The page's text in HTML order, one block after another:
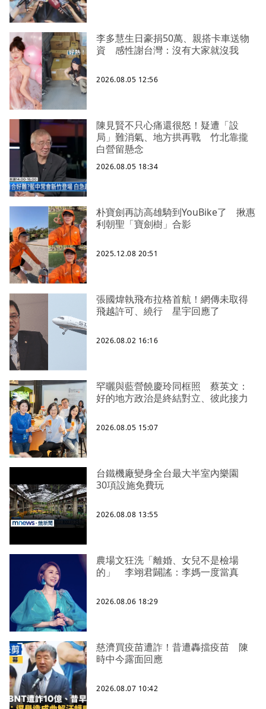
李多慧生日豪捐50萬、親搭卡車送物
資 感性謝台灣：沒有大家就沒我
2026.08.05 12:56
陳見賢不只心痛還很怒！疑遭「設
局」難消氣、地方拱再戰 竹北靠攏
白營留懸念
2026.08.05 18:34
朴寶劍再訪高雄騎到YouBike了 揪惠
利朝聖「寶劍樹」合影
2025.12.08 20:51
張國煒執飛布拉格首航！網傳未取得
飛越許可、繞行 星宇回應了
2026.08.02 16:16
罕曬與藍營饒慶玲同框照 蔡英文：
好的地方政治是終結對立、彼此接力
2026.08.05 15:07
台鐵機廠變身全台最大半室內樂園
30項設施免費玩
2026.08.08 13:55
農場文狂洗「離婚、女兒不是檢場
的」 李翊君闢謠：李媽一度當真
2026.08.06 18:29
慈濟買疫苗遭詐！昔遭轟擋疫苗 陳
時中今露面回應
2026.08.07 10:42